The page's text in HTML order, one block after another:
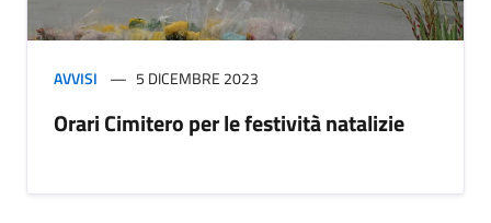
AVVISI 5 DICEMBRE 2023
Orari Cimitero per le festività natalizie